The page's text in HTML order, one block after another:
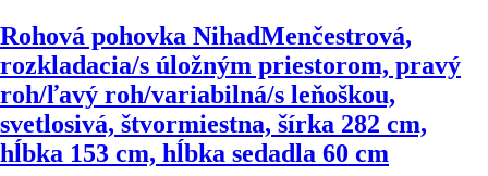
Rohová pohovka NihadMenčestrová,
rozkladacia/s úložným priestorom, pravý
roh/ľavý roh/variabilná/s leňoškou,
svetlosivá, štvormiestna, šírka 282 cm,
hĺbka 153 cm, hĺbka sedadla 60 cm